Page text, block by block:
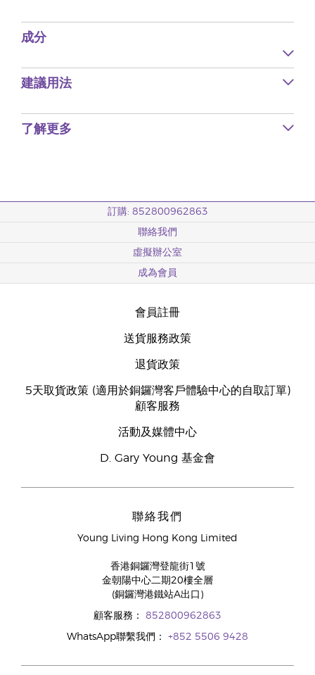
成分
建議用法
了解更多
訂購: 852800962863
聯絡我們
虛擬辦公室
成為會員
會員註冊
送貨服務政策
退貨政策
5天取貨政策 (適用於銅鑼灣客戶體驗中心的自取訂單)
顧客服務
活動及媒體中心
D. Gary Young 基金會
聯絡我們
Young Living Hong Kong Limited
香港銅鑼灣登龍街1號
金朝陽中心二期20樓全層
(銅鑼灣港鐵站A出口)
顧客服務： 852800962863
WhatsApp聯繫我們： +852 5506 9428